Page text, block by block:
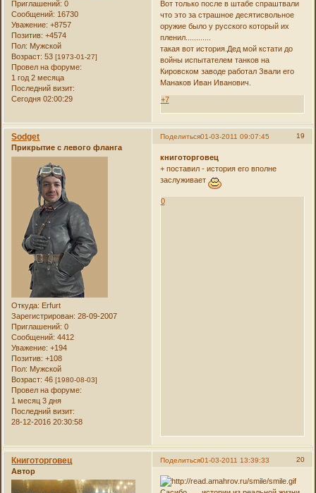
Приглашений: 0
Сообщений: 16730
Уважение: +8757
Позитив: +4574
Пол: Мужской
Возраст: 53[1973-01-27]
Провел на форуме:
1 год 2 месяца
Последний визит:
Сегодня 02:00:29
Вот только после в штабе спраштвали
что это за страшное десятисвольное
оружие было у русского который их
пленил............
такая вот история.Дед мой кстати до
войны испытателем танков на
Кировском заводе работал Звали его
Манаков Иван Иванович.
+7
Поделиться 19
01-03-2011 09:07:45
Sodget
Прикрытие с левого фланга
Откуда: Erfurt
Зарегистрирован: 28-09-2007
Приглашений: 0
Сообщений: 4412
Уважение: +194
Позитив: +108
Пол: Мужской
Возраст: 46[1980-08-03]
Провел на форуме:
1 месяц 3 дня
Последний визит:
28-12-2016 20:30:58
книготорговец
+ поставил - история его вполне
заслуживает
0
Поделиться 20
01-03-2011 13:39:33
Книготорговец
Автор